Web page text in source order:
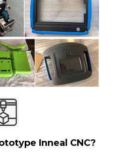
Inneal CNC?